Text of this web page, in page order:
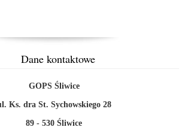
Dane kontaktowe
GOPS Śliwice
Ks. dra St. Sychowskiego 28
89 - 530 Śliwice